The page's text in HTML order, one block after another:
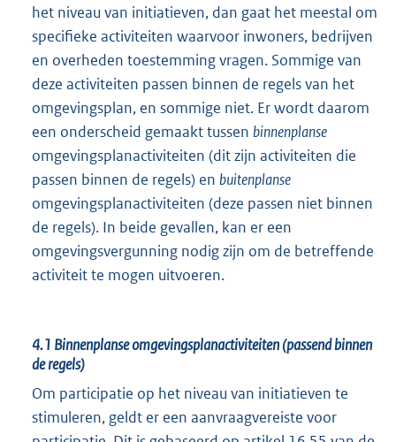
het niveau van initiatieven, dan gaat het meestal om
specifieke activiteiten waarvoor inwoners, bedrijven
en overheden toestemming vragen. Sommige van
deze activiteiten passen binnen de regels van het
omgevingsplan, en sommige niet. Er wordt daarom
een onderscheid gemaakt tussen binnenplanse
omgevingsplanactiviteiten (dit zijn activiteiten die
passen binnen de regels) en buitenplanse
omgevingsplanactiviteiten (deze passen niet binnen
de regels). In beide gevallen, kan er een
omgevingsvergunning nodig zijn om de betreffende
activiteit te mogen uitvoeren.
4.1 Binnenplanse omgevingsplanactiviteiten (passend binnen
de regels)
Om participatie op het niveau van initiatieven te
stimuleren, geldt er een aanvraagvereiste voor